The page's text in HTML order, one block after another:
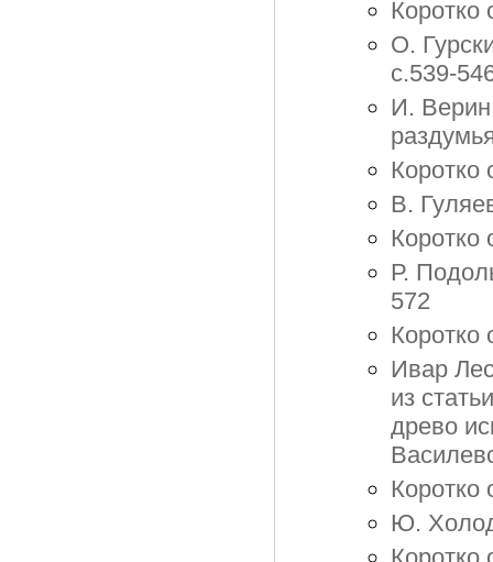
Коротко
О.
с.539-
И.
Коротко
В.
Коротко
Р.
572
Коротко
Ивар
из
древо
Коротко
Ю.